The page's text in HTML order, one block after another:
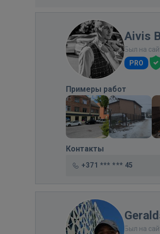
Aivis
Был на
PRO
Примеры работ
Контакты
+371 *** *** 45
Был на